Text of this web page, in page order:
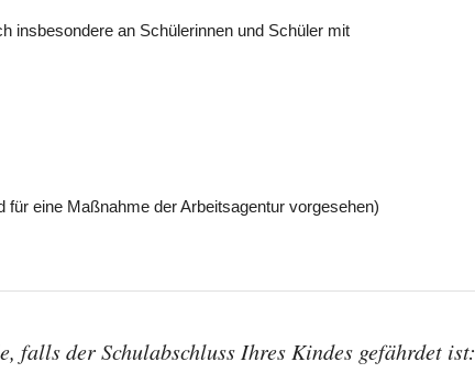
insbesondere an Schülerinnen und Schüler mit
eine Maßnahme der Arbeitsagentur vorgesehen)
falls der Schulabschluss Ihres Kindes gefährdet ist: